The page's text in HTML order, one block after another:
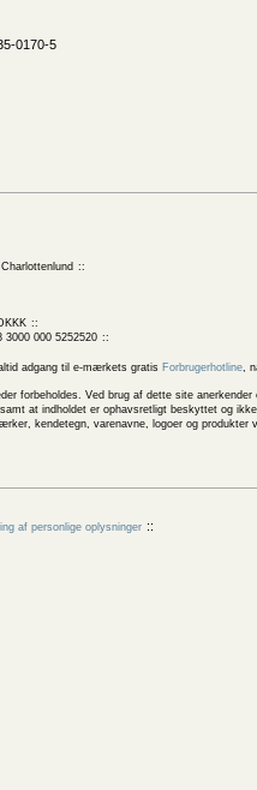
0170-5
3000 000 5252520
adgang til e-mærkets gratis Forbrugerhotline,
forbeholdes. Ved brug af dette site
at indholdet er ophavsretligt beskyttet og
kendetegn, varenavne, logoer og
af personlige oplysninger